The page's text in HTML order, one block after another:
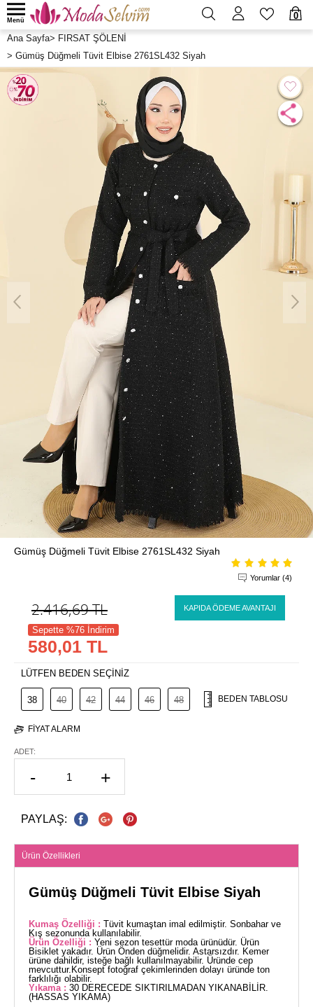
0
Menü
Ana Sayfa> FIRSAT ŞÖLENİ
> Gümüş Düğmeli Tüvit Elbise 2761SL432 Siyah
Gümüş Düğmeli Tüvit Elbise 2761SL432 Siyah
Yorumlar (4)
2.416,69TL KAPIDA ÖDEME AVANTAJI
Sepette %76 İndirim
580,01 TL
LÜTFEN BEDEN SEÇİNİZ
38 40 42 44 46 48 BEDEN TABLOSU
FIYAT ALARM
ADET:
- +
PAYLAŞ:
Ürün Özellikleri
Gümüş Düğmeli Tüvit Elbise Siyah
Kumaş Özelliği : Tüvit kumaştan imal edilmiştir. Sonbahar ve
Kış sezonunda kullanılabilir.
Ürün Özelliği : Yeni sezon tesettür moda ürünüdür. Ürün
Bisiklet yakadır. Ürün Önden düğmelidir. Astarsızdır. Kemer
ürüne dahildir, isteğe bağlı kullanılmayabilir. Üründe cep
mevcuttur.Konsept fotoğraf çekimlerinden dolayı üründe ton
farklılığı olabilir.
Yıkama : 30 DERECEDE SIKTIRILMADAN YIKANABİLİR.
(HASSAS YIKAMA)